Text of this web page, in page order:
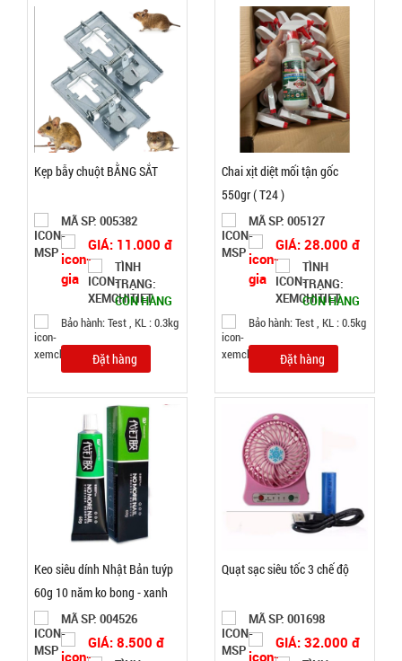
26.500 đ
TRẠNG:
CÒN HÀNG
Thanh xốp
chặn cửa
SP:
7.500 đ
TRẠNG:
hành:
Kẹp bẫy chuột BẰNG SẮT
MÃ SP: 005382
GIÁ: 11.000 đ
TÌNH
TRẠNG:
CÒN HÀNG
Bảo hành: Test , KL : 0.3kg
Đặt hàng
Chai xịt diệt mối tận gốc
550gr ( T24 )
MÃ SP: 005127
GIÁ: 28.000 đ
TÌNH
TRẠNG:
CÒN HÀNG
Bảo hành: Test , KL : 0.5kg
Đặt hàng
Keo siêu dính Nhật Bản tuýp
60g 10 năm ko bong - xanh
MÃ SP: 004526
GIÁ: 8.500 đ
Quạt sạc siêu tốc 3 chế độ
MÃ SP: 001698
GIÁ: 32.000 đ